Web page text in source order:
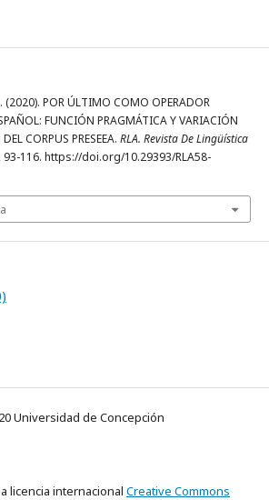
(2020). POR ÚLTIMO COMO OPERADOR
FUNCIÓN PRAGMÁTICA Y VARIACIÓN
CORPUS PRESEEA. RLA. Revista De Lingüística
93-116. https://doi.org/10.29393/RLA58-
Universidad de Concepción
licencia internacional Creative Commons